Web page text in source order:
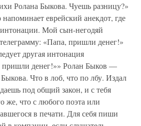
Ролана Быкова. Чуешь разницу?»
напоминает еврейский анекдот, где
Мой сын-негодяй
«Папа, пришли денег!»
другая интонация
пришли денег!»» Ролан Быков —
Что в лоб, что по лбу. Издал
под общий закон, и с тебя
же, что с любого поэта или
в печати. Для себя пиши